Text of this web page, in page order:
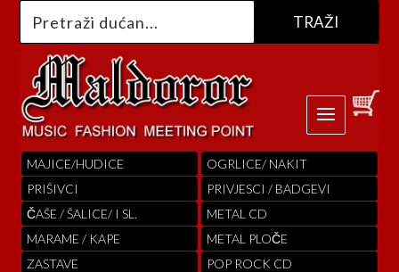
MAJICE/HUDICE
PRIŠIVCI
ČAŠE / ŠALICE/ I SL.
MARAME / KAPE
ZASTAVE
OGRLICE/ NAKIT
PRIVJESCI / BADGEVI
METAL CD
METAL PLOČE
POP ROCK CD